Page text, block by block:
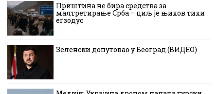
Приштина не бира средства за
малтретирање Срба – циљ је њихов тихи
егзодус
Зеленски допутовао у Београд (ВИДЕО)